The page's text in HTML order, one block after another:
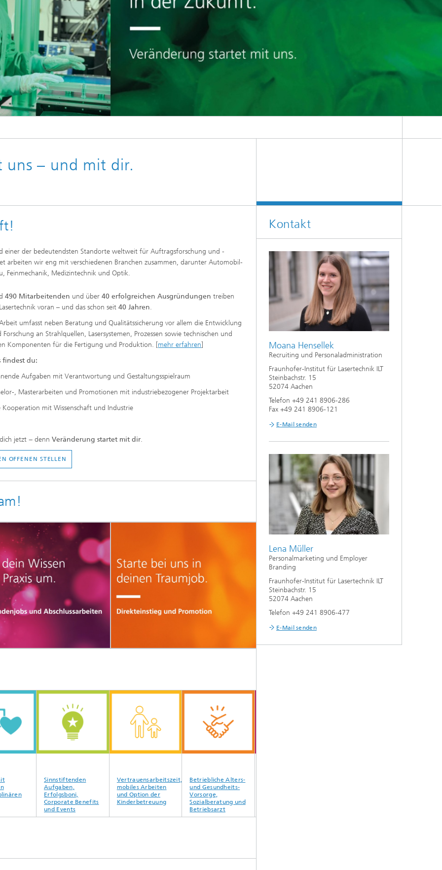
uns – und mit dir.
einer der bedeutendsten Standorte weltweit für Auftragsforschung und -
arbeiten wir eng mit verschiedenen Branchen zusammen, darunter Automobil-
Feinmechanik, Medizintechnik und Optik.
490 Mitarbeitenden und über40 erfolgreichen Ausgründungen treiben
voran – und das schon seit40 Jahren.
umfasst neben Beratung und Qualitätssicherung vor allem die Entwicklung
Forschung an Strahlquellen, Lasersystemen, Prozessen sowie technischen und
Komponenten für die Fertigung und Produktion. [mehr erfahren]
findest du:
Aufgaben mit Verantwortung und Gestaltungsspielraum
, Masterarbeiten und Promotionen mit industriebezogener Projektarbeit
Kooperation mit Wissenschaft und Industrie
jetzt − dennVeränderung startet mit dir.
OFFENEN STELLEN
Sinnstiftenden
Aufgaben,
Erfolgsboni,
Corporate Benefits
und Events
Vertrauensarbeitszeit,
mobiles Arbeiten
und Option der
Kinderbetreuung
Betriebliche Alters-
und Gesundheits-
Vorsorge,
Sozialberatung und
Betriebsarzt
Tolle Lage am
Restaurants und
Kontakt
Moana Hensellek
Recruiting und Personaladministration
Fraunhofer-Institut für Lasertechnik ILT
Steinbachstr. 15
52074 Aachen
Telefon +49 241 8906-286
Fax +49 241 8906-121
E-Mail senden
Lena Müller
Personalmarketing und Employer
Branding
Fraunhofer-Institut für Lasertechnik ILT
Steinbachstr. 15
52074 Aachen
Telefon +49 241 8906-477
E-Mail senden